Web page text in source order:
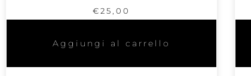
€25,00
Aggiungi al carrello